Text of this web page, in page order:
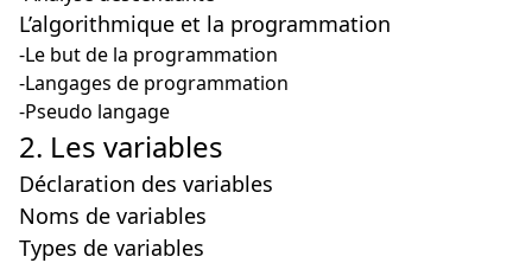
L’algorithmique et la programmation
-Le but de la programmation
-Langages de programmation
-Pseudo langage
2. Les variables
Déclaration des variables
Noms de variables
Types de variables